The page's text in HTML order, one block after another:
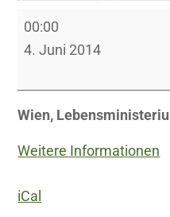
GreenStart
Initiative
00:00
4. Juni 2014
Wien,
Weitere Informationen
iCal